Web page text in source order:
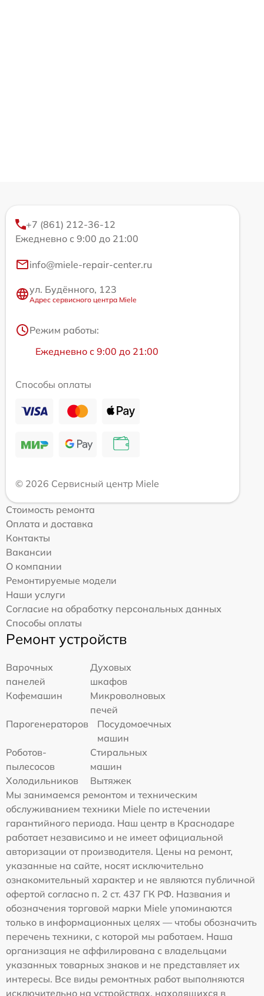
+7 (861) 212-36-12
Ежедневно с 9:00 до 21:00
info@miele-repair-center.ru
ул. Будённого, 123
Адрес сервисного центра Miele
Режим работы:
Ежедневно с 9:00 до 21:00
Способы оплаты
© 2026 Сервисный центр Miele
Стоимость ремонта
Оплата и доставка
Контакты
Вакансии
О компании
Ремонтируемые модели
Наши услуги
Согласие на обработку персональных данных
Способы оплаты
Ремонт устройств
Варочных
панелей
Духовых
шкафов
Кофемашин
Микроволновых
печей
Парогенераторов
Посудомоечных
машин
Роботов-
пылесосов
Стиральных
машин
Холодильников
Вытяжек
Мы занимаемся ремонтом и техническим
обслуживанием техники Miele по истечении
гарантийного периода. Наш центр в Краснодаре
работает независимо и не имеет официальной
авторизации от производителя. Цены на ремонт,
указанные на сайте, носят исключительно
ознакомительный характер и не являются публичной
офертой согласно п. 2 ст. 437 ГК РФ. Названия и
обозначения торговой марки Miele упоминаются
только в информационных целях — чтобы обозначить
перечень техники, с которой мы работаем. Наша
организация не аффилирована с владельцами
указанных товарных знаков и не представляет их
интересы. Все виды ремонтных работ выполняются
исключительно на устройствах, находящихся в